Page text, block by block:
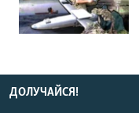
ДОЛУЧАЙСЯ!